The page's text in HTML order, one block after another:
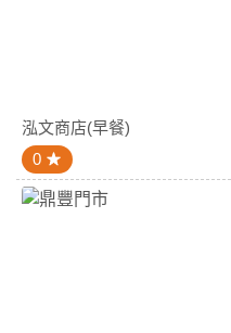
泓文商店(早餐)
0